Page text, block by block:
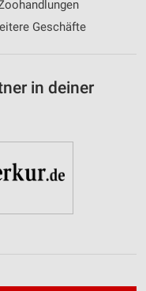
Geschäfte
in deiner